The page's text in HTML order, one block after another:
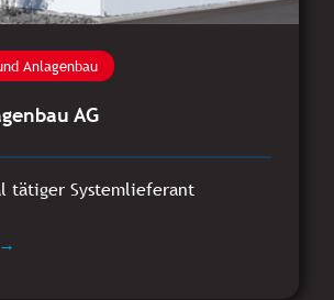
Anlagenbau
AG
tätiger Systemlieferant